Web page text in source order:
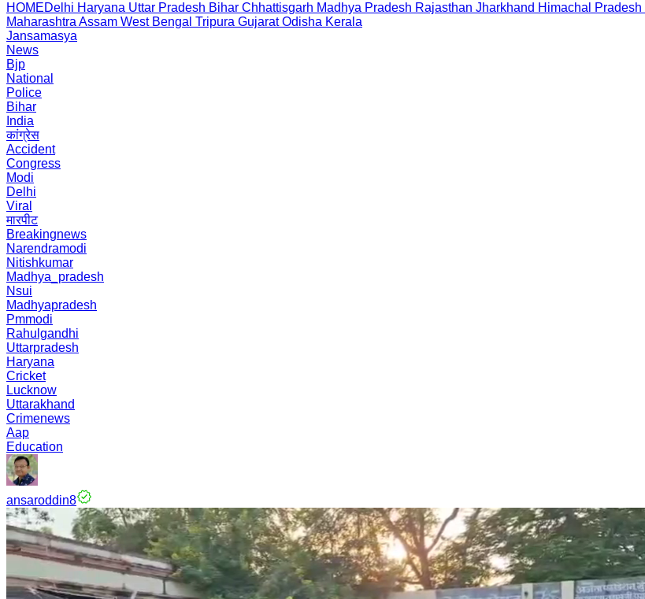
HOMEDelhi Haryana Uttar Pradesh Bihar Chhattisgarh Madhya Pradesh Rajasthan Jharkhand Himachal Pradesh
Maharashtra Assam West Bengal Tripura Gujarat Odisha Kerala
Jansamasya
News
Bjp
National
Police
Bihar
India
कांग्रेस
Accident
Congress
Modi
Delhi
Viral
मारपीट
Breakingnews
Narendramodi
Nitishkumar
Madhya_pradesh
Nsui
Madhyapradesh
Pmmodi
Rahulgandhi
Uttarpradesh
Haryana
Cricket
Lucknow
Uttarakhand
Crimenews
Aap
Education
ansaroddin8